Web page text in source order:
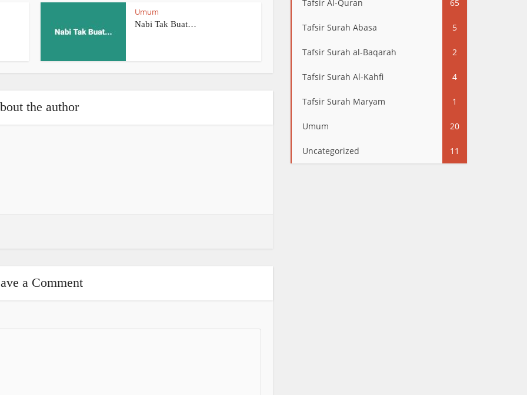
Umum
Nabi Tak Buat…
the author
a Comment
Tafsir Al-Quran 65
Tafsir Surah Abasa 5
Tafsir Surah al-Baqarah 2
Tafsir Surah Al-Kahfi 4
Tafsir Surah Maryam 1
Umum 20
Uncategorized 11